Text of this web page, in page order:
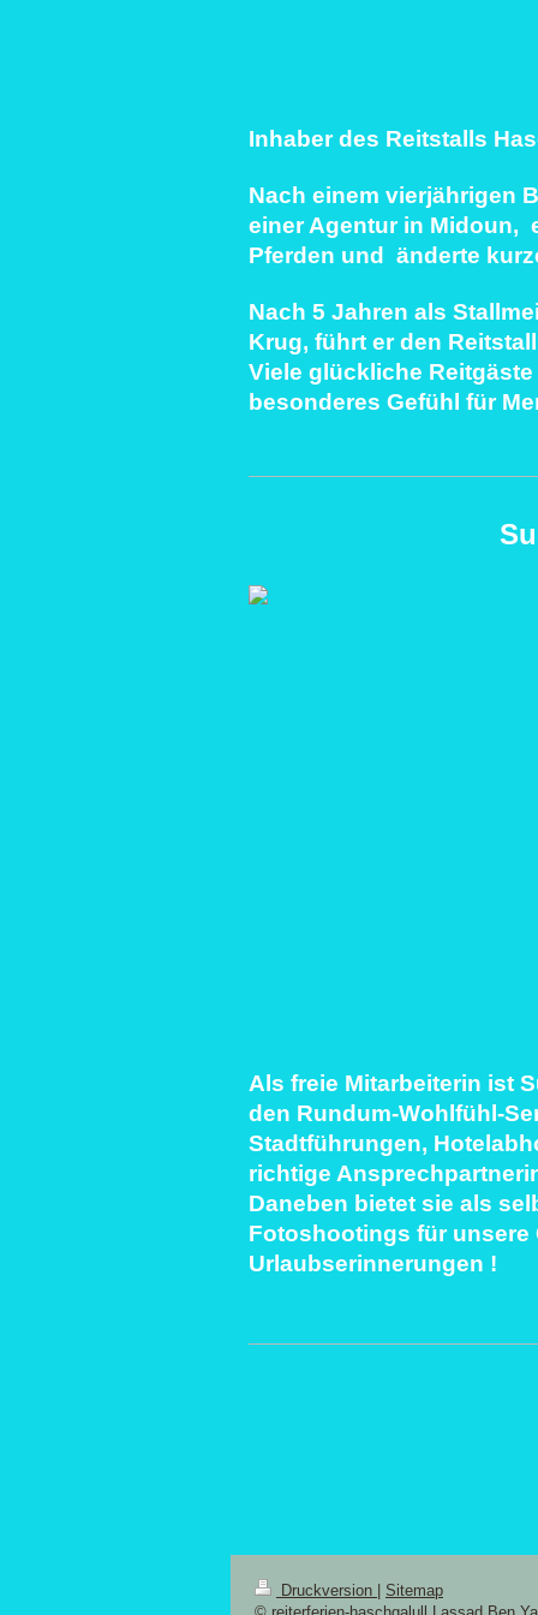
Inhaber des Reitstalls
Nach einem vierjährigen
einer Agentur in Midoun,
Pferden und
änderte
Nach 5 Jahren als
Krug, führt er den
Viele glückliche
besonderes Gefühl für
Als freie Mitarbeiterin ist
den Rundum-Wohlfühl-
Stadtführungen,
richtige
Daneben bietet sie als
Fotoshootings für unsere
Urlaubserinnerungen !
Druckversion | Sitemap